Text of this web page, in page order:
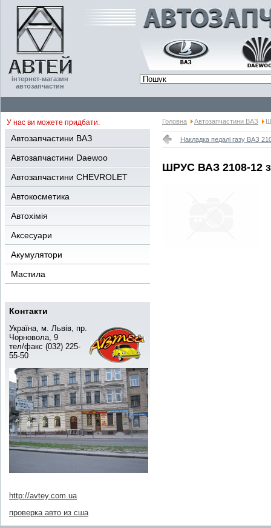
інтернет-магазин
автозапчастин
У нас ви можете придбати:
Автозапчастини ВАЗ
Автозапчастини Daewoo
Автозапчастини CHEVROLET
Автокосметика
Автохімія
Аксесуари
Акумулятори
Мастила
Контакти
Україна, м. Львів, пр.
Чорновола, 9
тел/факс (032) 225-
55-50
http://avtey.com.ua
проверка авто из сша
Головна Автозапчастини ВАЗ
Накладка педалі газу ВАЗ
ШРУС ВАЗ 2108-12